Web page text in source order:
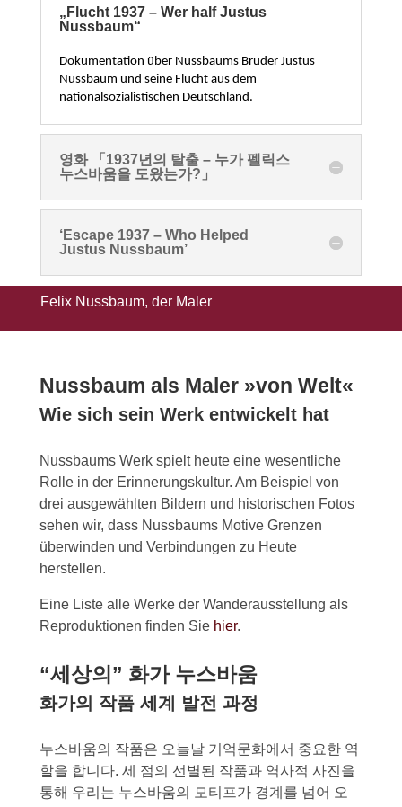
„Flucht 1937 – Wer half Justus
Nussbaum“
Dokumentation über Nussbaums Bruder Justus
Nussbaum und seine Flucht aus dem
nationalsozialistischen Deutschland.
영화 「1937년의 탈출 – 누가 펠릭스
누스바움을 도왔는가?」
‘Escape 1937 – Who Helped
Justus Nussbaum’
Felix Nussbaum, der Maler
Nussbaum als Maler »von Welt«
Wie sich sein Werk entwickelt hat
Nussbaums Werk spielt heute eine wesentliche
Rolle in der Erinnerungskultur. Am Beispiel von
drei ausgewählten Bildern und historischen Fotos
sehen wir, dass Nussbaums Motive Grenzen
überwinden und Verbindungen zu Heute
herstellen.
Eine Liste alle Werke der Wanderausstellung als
Reproduktionen finden Sie hier.
“세상의” 화가 누스바움
화가의 작품 세계 발전 과정
누스바움의 작품은 오늘날 기억문화에서 중요한 역
할을 합니다. 세 점의 선별된 작품과 역사적 사진을
통해 우리는 누스바움의 모티프가 경계를 넘어 오